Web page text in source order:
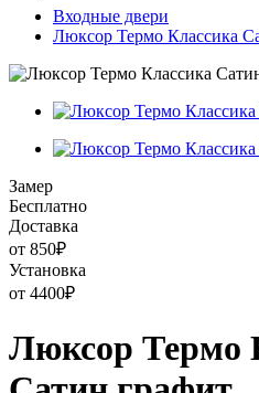
Входные двери
Люксор Термо Классика
Замер
Бесплатно
Доставка
от 850₽
Установка
от 4400₽
Люксор Термо